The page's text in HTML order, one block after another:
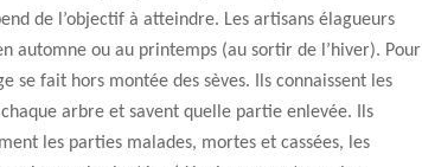
de l’objectif à atteindre. Les artisans élagueurs
automne ou au printemps (au sortir de l’hiver). Pour
se fait hors montée des sèves. Ils connaissent les
arbre et savent quelle partie enlevée. Ils
les parties malades, mortes et cassées, les